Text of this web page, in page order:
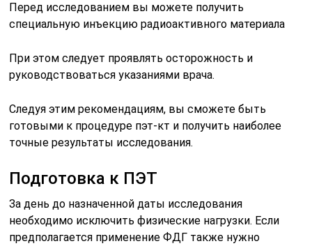
Перед исследованием вы можете получить
специальную инъекцию радиоактивного материала
При этом следует проявлять осторожность и
руководствоваться указаниями врача.
Следуя этим рекомендациям, вы сможете быть
готовыми к процедуре пэт-кт и получить наиболее
точные результаты исследования.
Подготовка к ПЭТ
За день до назначенной даты исследования
необходимо исключить физические нагрузки. Если
предполагается применение ФДГ также нужно